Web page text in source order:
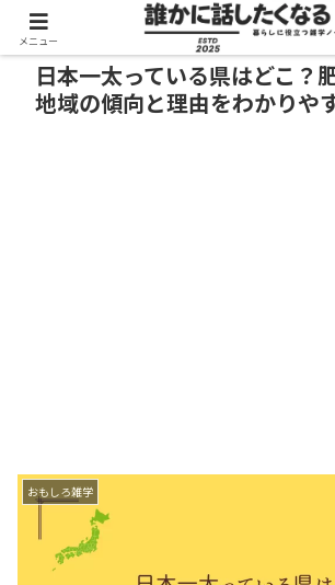
日本一太っている県はどこ？
地域の傾向と理由をわかりや
おもしろ雑学
メニュー